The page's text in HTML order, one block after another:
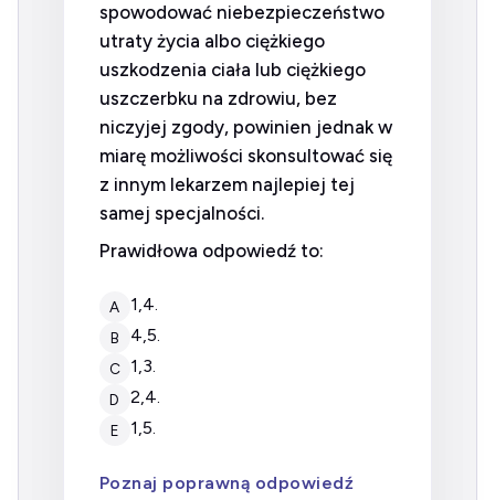
spowodować niebezpieczeństwo
utraty życia albo ciężkiego
uszkodzenia ciała lub ciężkiego
uszczerbku na zdrowiu, bez
niczyjej zgody, powinien jednak w
miarę możliwości skonsultować się
z innym lekarzem najlepiej tej
samej specjalności.
Prawidłowa odpowiedź to:
A 1,4.
B 4,5.
C 1,3.
D 2,4.
E 1,5.
Poznaj poprawną odpowiedź